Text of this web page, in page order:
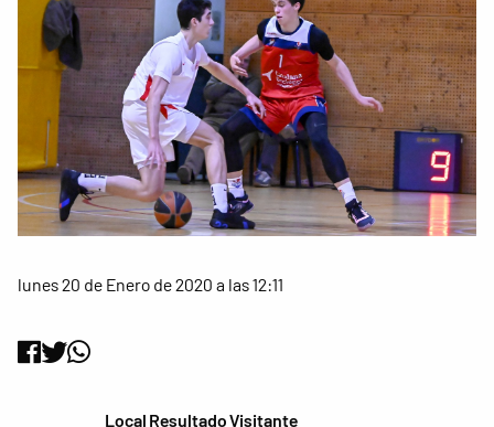
lunes 20 de Enero de 2020 a las 12:11
Local ResultadoVisitante